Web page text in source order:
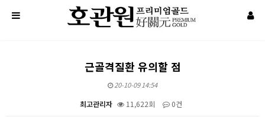
근골격질환 유의할 점
20-10-09 14:54
최고관리자 11,622회 0건